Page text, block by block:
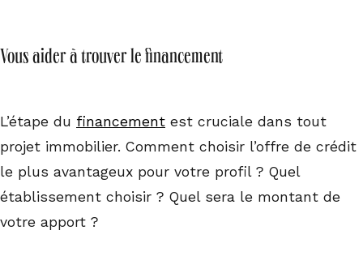
Vous aider à trouver le financement
L’étape du financement est cruciale dans tout
projet immobilier. Comment choisir l’offre de crédit
le plus avantageux pour votre profil ? Quel
établissement choisir ? Quel sera le montant de
votre apport ?